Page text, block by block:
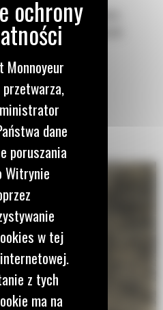
w krótszym czasie.
utrzymać większość
załadunku.
Monnoyeur
przetwarza,
dane
poruszania
Witrynie
w tej
z tych
ma na